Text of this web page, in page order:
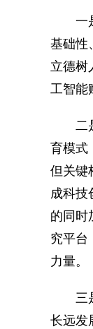
一是
基础性
立德树
工智能
二是
育模式
但关键
成科技
的同时
究平台
力量。
三是
长远发